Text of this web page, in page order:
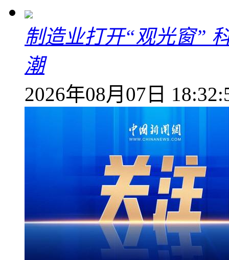
制造业打开“观光窗”
潮
2026年08月07日